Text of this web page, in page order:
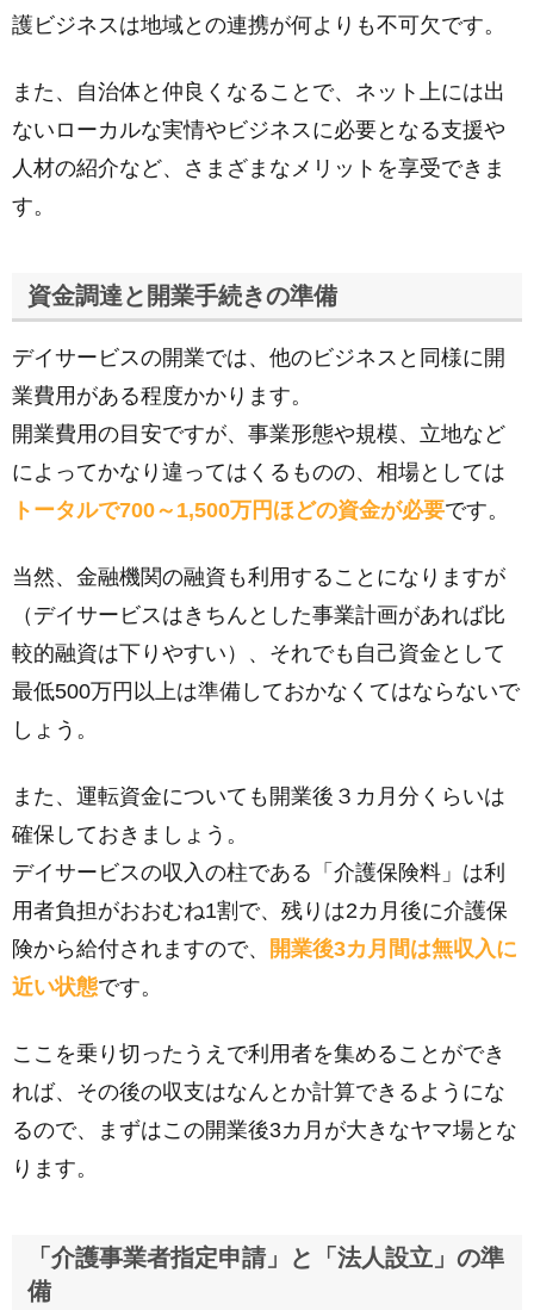
護ビジネスは地域との連携が何よりも不可欠です。
また、自治体と仲良くなることで、ネット上には出
ないローカルな実情やビジネスに必要となる支援や
人材の紹介など、さまざまなメリットを享受できま
す。
資金調達と開業手続きの準備
デイサービスの開業では、他のビジネスと同様に開
業費用がある程度かかります。
開業費用の目安ですが、事業形態や規模、立地など
によってかなり違ってはくるものの、相場としては
トータルで700～1,500万円ほどの資金が必要です。
当然、金融機関の融資も利用することになりますが
（デイサービスはきちんとした事業計画があれば比
較的融資は下りやすい）、それでも自己資金として
最低500万円以上は準備しておかなくてはならないで
しょう。
また、運転資金についても開業後３カ月分くらいは
確保しておきましょう。
デイサービスの収入の柱である「介護保険料」は利
用者負担がおおむね1割で、残りは2カ月後に介護保
険から給付されますので、
開業後3カ月間は無収入に
近い状態です。
ここを乗り切ったうえで利用者を集めることができ
れば、その後の収支はなんとか計算できるようにな
るので、まずはこの開業後3カ月が大きなヤマ場とな
ります。
「介護事業者指定申請」と「法人設立」の準
備